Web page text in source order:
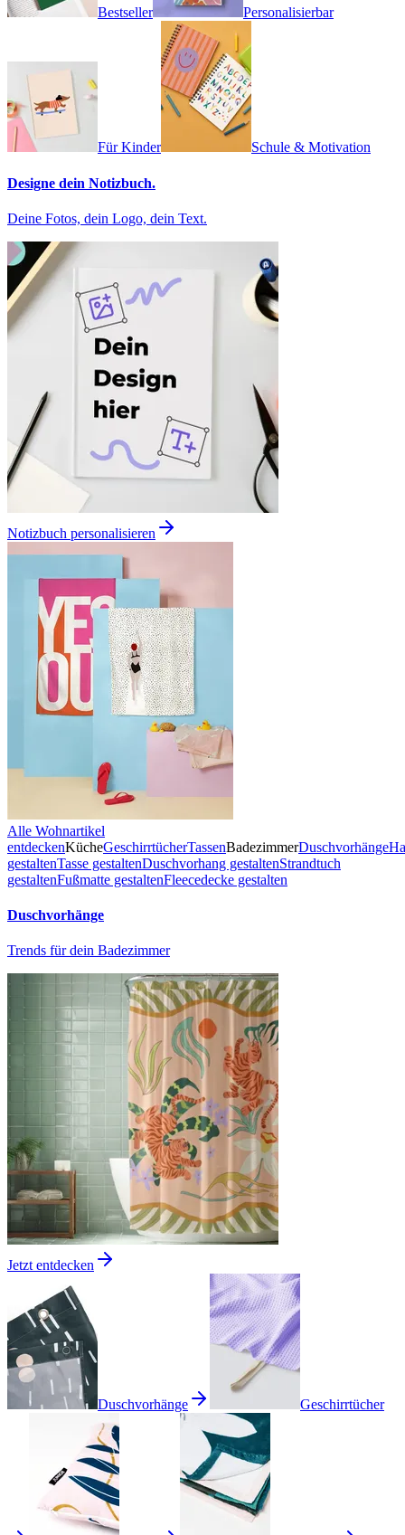
Bestseller Personalisierbar
Für Kinder Schule & Motivation
Designe dein Notizbuch.
Deine Fotos, dein Logo, dein Text.
Notizbuch personalisieren
Alle Wohnartikel
entdeckenKücheGeschirrtücherTassenBadezimmerDuschvorhänge
gestaltenTasse gestaltenDuschvorhang gestaltenStrandtuch
gestaltenFußmatte gestaltenFleecedecke gestalten
Duschvorhänge
Trends für dein Badezimmer
Jetzt entdecken
Duschvorhänge Geschirrtücher